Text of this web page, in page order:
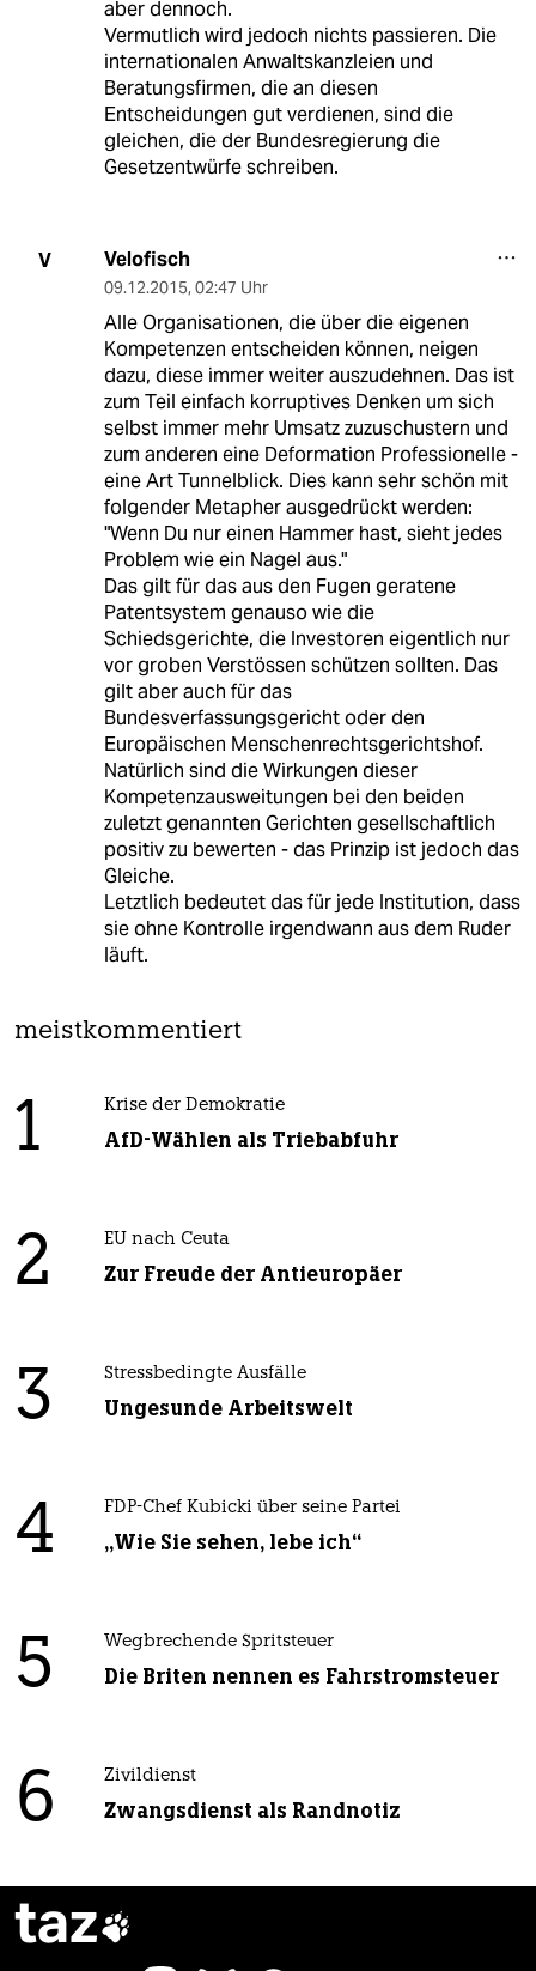
aber dennoch.
Vermutlich wird jedoch nichts passieren. Die
internationalen Anwaltskanzleien und
Beratungsfirmen, die an diesen
Entscheidungen gut verdienen, sind die
gleichen, die der Bundesregierung die
Gesetzentwürfe schreiben.
V Velofisch
09.12.2015, 02:47 Uhr
Alle Organisationen, die über die eigenen
Kompetenzen entscheiden können, neigen
dazu, diese immer weiter auszudehnen. Das ist
zum Teil einfach korruptives Denken um sich
selbst immer mehr Umsatz zuzuschustern und
zum anderen eine Deformation Professionelle -
eine Art Tunnelblick. Dies kann sehr schön mit
folgender Metapher ausgedrückt werden:
"Wenn Du nur einen Hammer hast, sieht jedes
Problem wie ein Nagel aus."
Das gilt für das aus den Fugen geratene
Patentsystem genauso wie die
Schiedsgerichte, die Investoren eigentlich nur
vor groben Verstössen schützen sollten. Das
gilt aber auch für das
Bundesverfassungsgericht oder den
Europäischen Menschenrechtsgerichtshof.
Natürlich sind die Wirkungen dieser
Kompetenzausweitungen bei den beiden
zuletzt genannten Gerichten gesellschaftlich
positiv zu bewerten - das Prinzip ist jedoch das
Gleiche.
Letztlich bedeutet das für jede Institution, dass
sie ohne Kontrolle irgendwann aus dem Ruder
läuft.
meistkommentiert
1 Krise der Demokratie
AfD-Wählen als Triebabfuhr
2 EU nach Ceuta
Zur Freude der Antieuropäer
3 Stressbedingte Ausfälle
Ungesunde Arbeitswelt
4 FDP-Chef Kubicki über seine Partei
„Wie Sie sehen, lebe ich“
5 Wegbrechende Spritsteuer
Die Briten nennen es Fahrstromsteuer
6 Zivildienst
Zwangsdienst als Randnotiz
taz